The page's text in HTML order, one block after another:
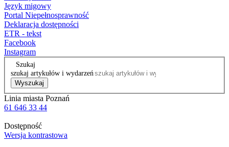
Język migowy
Portal Niepełnosprawność
Deklaracja dostępności
ETR - tekst
Facebook
Instagram
Szukaj
szukaj artykułów i wydarzeń
Wyszukaj
Linia miasta Poznań
61 646 33 44
Dostępność
Wersja kontrastowa